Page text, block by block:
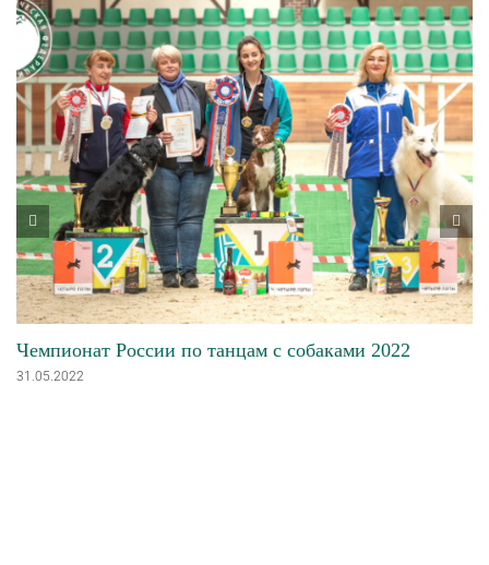
Чемпионат России по танцам с собаками 2022
31.05.2022